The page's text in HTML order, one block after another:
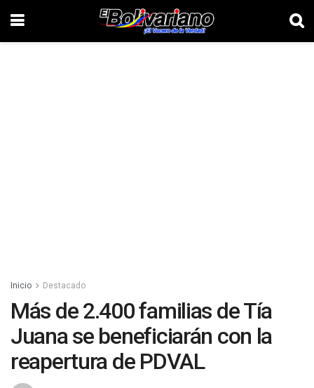
Inicio Destacado
Más de 2.400 familias de Tía
Juana se beneficiarán con la
reapertura de PDVAL